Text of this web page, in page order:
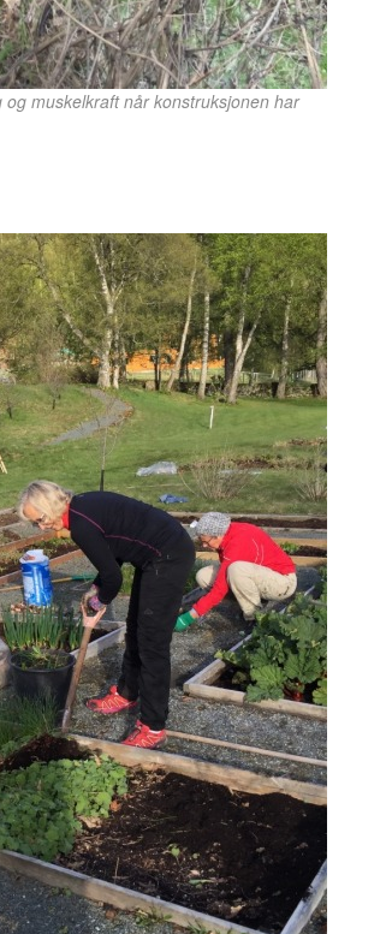
muskelkraft når konstruksjonen har